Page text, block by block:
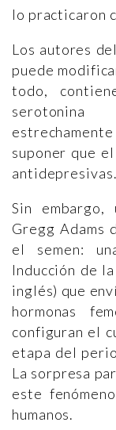
lo practicaron
Los autores
puede
todo,
suponer que
antidepresivas.
Sin
Gregg Adams
el semen:
Inducción de
inglés) que
hormonas
configuran el
etapa del
La sorpresa
este
humanos.